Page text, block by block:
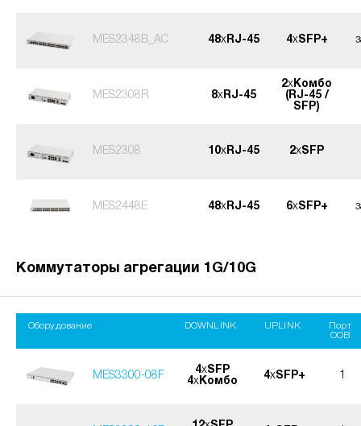
MES2348B_AC 48xRJ-45 4xSFP+
MES2308R 8xRJ-45
2x Комбо
(RJ-45 /
SFP)
MES2308 10xRJ-45 2xSFP
MES2448E 48xRJ-45 6xSFP+
Коммутаторы агрегации 1G/10G
Оборудование DOWNLINK UPLINK
Порт
OOB
MES3300-08F
4xSFP
4x Комбо
4xSFP+ 1